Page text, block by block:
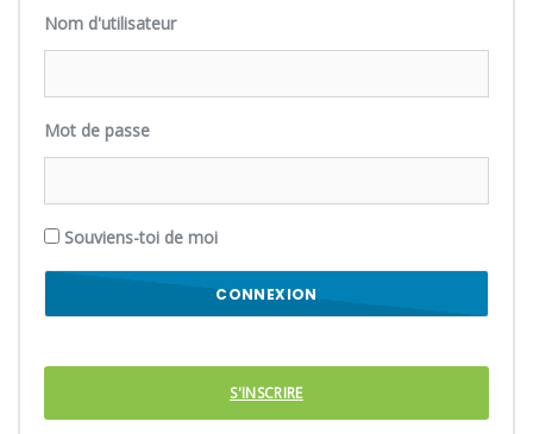
Nom d'utilisateur
Mot de passe
Souviens-toi de moi
S'INSCRIRE